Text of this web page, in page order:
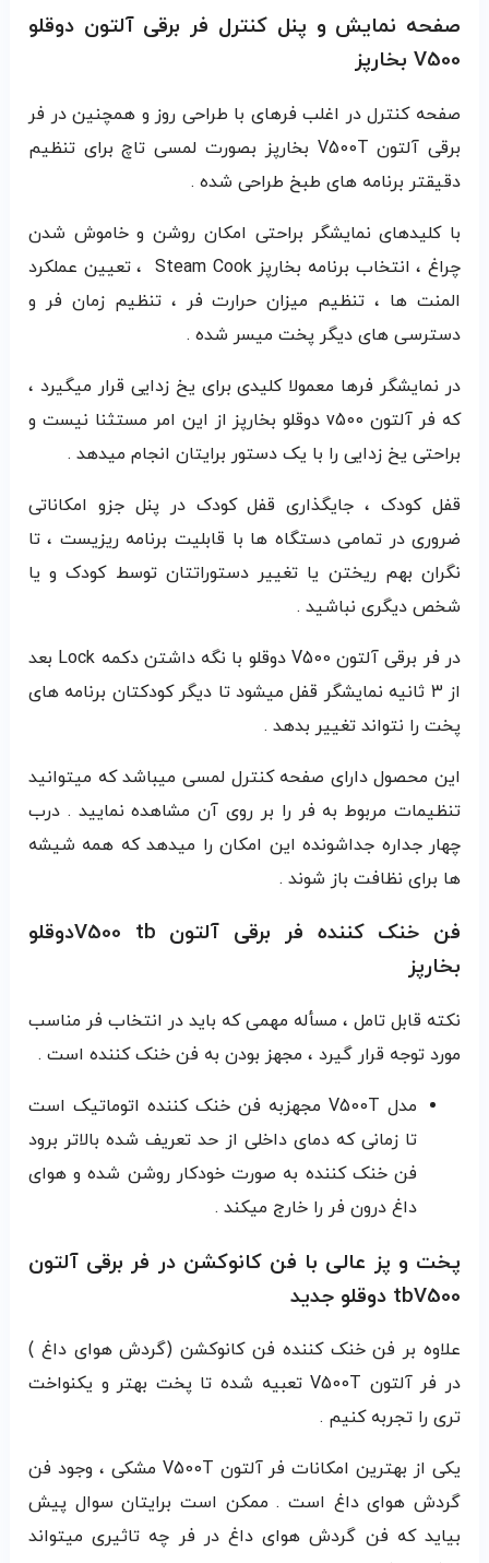
صفحه نمایش و پنل کنترل فر برقی آلتون دوقلو
V500 بخارپز
صفحه کنترل در اغلب فرهای با طراحی روز و همچنین در فر
برقی آلتون V500T بخارپز بصورت لمسی تاچ برای تنظیم
دقیقتر برنامه های طبخ طراحی شده .
با کلیدهای نمایشگر براحتی امکان روشن و خاموش شدن
چراغ ، انتخاب برنامه بخارپز Steam Cook ، تعیین عملکرد
المنت ها ، تنظیم میزان حرارت فر ، تنظیم زمان فر و
دسترسی های دیگر پخت میسر شده .
در نمایشگر فرها معمولا کلیدی برای یخ زدایی قرار میگیرد ،
که فر آلتون v500 دوقلو بخارپز از این امر مستثنا نیست و
براحتی یخ زدایی را با یک دستور برایتان انجام میدهد .
قفل کودک ، جایگذاری قفل کودک در پنل جزو امکاناتی
ضروری در تمامی دستگاه ها با قابلیت برنامه ریزیست ، تا
نگران بهم ریختن یا تغییر دستوراتتان توسط کودک و یا
شخص دیگری نباشید .
در فر برقی آلتون V500 دوقلو با نگه داشتن دکمه Lock بعد
از 3 ثانیه نمایشگر قفل میشود تا دیگر کودکتان برنامه های
پخت را نتواند تغییر بدهد .
این محصول دارای صفحه کنترل لمسی میباشد که میتوانید
تنظیمات مربوط به فر را بر روی آن مشاهده نمایید . درب
چهار جداره جداشونده این امکان را میدهد که همه شیشه
ها برای نظافت باز شوند .
فن خنک کننده فر برقی آلتون V500 tbدوقلو
بخارپز
نکته قابل تامل ، مسأله مهمی که باید در انتخاب فر مناسب
مورد توجه قرار گیرد ، مجهز بودن به فن خنک کننده است .
مدل V500T مجهزبه فن خنک کننده اتوماتیک است
تا زمانی که دمای داخلی از حد تعریف شده بالاتر برود
فن خنک کننده به صورت خودکار روشن شده و هوای
داغ درون فر را خارج میکند .
پخت و پز عالی با فن کانوکشن در فر برقی آلتون
tbV500 دوقلو جدید
علاوه بر فن خنک کننده فن کانوکشن (گردش هوای داغ )
در فر آلتون V500T تعبیه شده تا پخت بهتر و یکنواخت
تری را تجربه کنیم .
یکی از بهترین امکانات فر آلتون V500T مشکی ، وجود فن
گردش هوای داغ است . ممکن است برایتان سوال پیش
بیاید که فن گردش هوای داغ در فر چه تاثیری میتواند